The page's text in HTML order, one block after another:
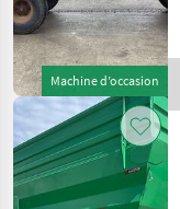
Machine d’occasion